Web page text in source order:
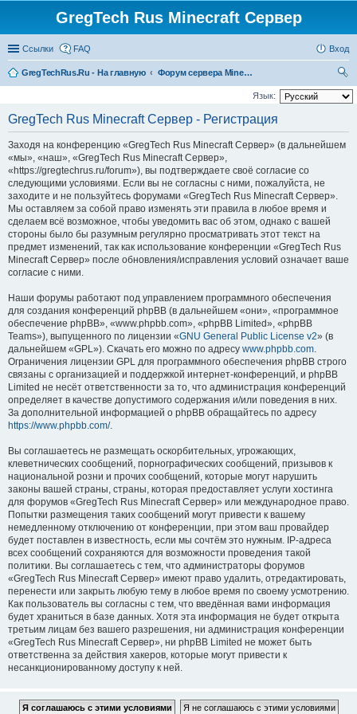
GregTech Rus Minecraft Сервер
Ссылки FAQ Вход
GregTechRus.Ru - На главную
Форум сервера Minecraft Gregtech 1.7.10
ои
Язык:
GregTech Rus Minecraft Сервер - Регистрация
Заходя на конференцию «GregTech Rus Minecraft Сервер» (в дальнейшем
«мы», «наш», «GregTech Rus Minecraft Сервер»,
«https://gregtechrus.ru/forum»), вы подтверждаете своё согласие со
следующими условиями. Если вы не согласны с ними, пожалуйста, не
заходите и не пользуйтесь форумами «GregTech Rus Minecraft Сервер».
Мы оставляем за собой право изменять эти правила в любое время и
сделаем всё возможное, чтобы уведомить вас об этом, однако с вашей
стороны было бы разумным регулярно просматривать этот текст на
предмет изменений, так как использование конференции «GregTech Rus
Minecraft Сервер» после обновления/исправления условий означает ваше
согласие с ними.
Наши форумы работают под управлением программного обеспечения
для создания конференций phpBB (в дальнейшем «они», «программное
обеспечение phpBB», «www.phpbb.com», «phpBB Limited», «phpBB
Teams»), выпущенного по лицензии «GNU General Public License v2» (в
дальнейшем «GPL»). Скачать его можно по адресу www.phpbb.com.
Ограничения лицензии GPL для программного обеспечения phpBB строго
связаны с организацией и поддержкой интернет-конференций, и phpBB
Limited не несёт ответственности за то, что администрация конференций
определяет в качестве допустимого содержания и/или поведения в них.
За дополнительной информацией о phpBB обращайтесь по адресу
https://www.phpbb.com/.
Вы соглашаетесь не размещать оскорбительных, угрожающих,
клеветнических сообщений, порнографических сообщений, призывов к
национальной розни и прочих сообщений, которые могут нарушить
законы вашей страны, страны, которая предоставляет услуги хостинга
для форумов «GregTech Rus Minecraft Сервер» или международное право.
Попытки размещения таких сообщений могут привести к вашему
немедленному отключению от конференции, при этом ваш провайдер
будет поставлен в известность, если мы сочтём это нужным. IP-адреса
всех сообщений сохраняются для возможности проведения такой
политики. Вы соглашаетесь с тем, что администраторы форумов
«GregTech Rus Minecraft Сервер» имеют право удалить, отредактировать,
перенести или закрыть любую тему в любое время по своему усмотрению.
Как пользователь вы согласны с тем, что введённая вами информация
будет храниться в базе данных. Хотя эта информация не будет открыта
третьим лицам без вашего разрешения, ни администрация конференции
«GregTech Rus Minecraft Сервер», ни phpBB Limited не может быть
ответственна за действия хакеров, которые могут привести к
несанкционированному доступу к ней.